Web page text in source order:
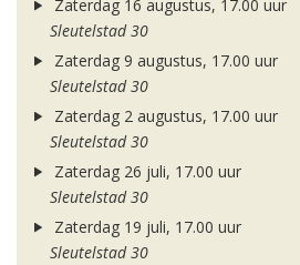
Zaterdag 16 augustus, 17.00 uur
Sleutelstad 30
Zaterdag 9 augustus, 17.00 uur
Sleutelstad 30
Zaterdag 2 augustus, 17.00 uur
Sleutelstad 30
Zaterdag 26 juli, 17.00 uur
Sleutelstad 30
Zaterdag 19 juli, 17.00 uur
Sleutelstad 30